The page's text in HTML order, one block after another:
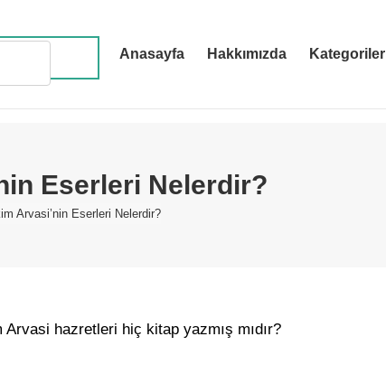
Anasayfa Hakkımızda Kategoriler
Eserleri Nelerdir?
Arvasi’nin Eserleri Nelerdir?
hazretleri hiç kitap yazmış mıdır?